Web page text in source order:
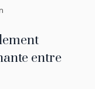
entre